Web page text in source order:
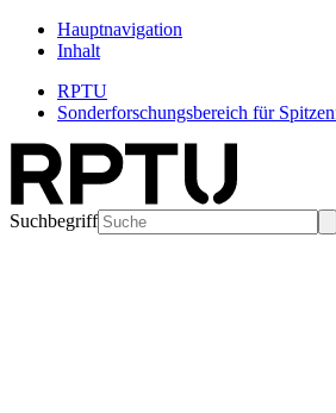
Hauptnavigation
Inhalt
RPTU
Sonderforschungsbereich für
Suchbegriff